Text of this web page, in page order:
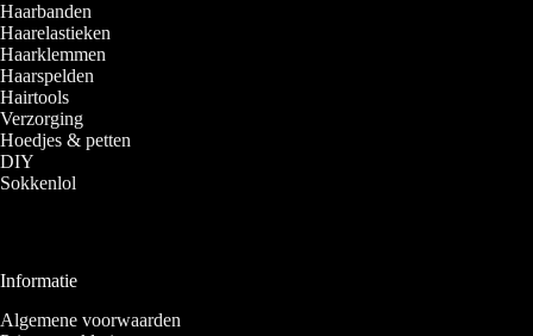
Haarbanden
Haarelastieken
Haarklemmen
Haarspelden
Hairtools
Verzorging
Hoedjes & petten
DIY
Sokkenlol
Informatie
Algemene voorwaarden